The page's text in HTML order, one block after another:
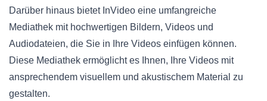
Darüber hinaus bietet InVideo eine umfangreiche
Mediathek mit hochwertigen Bildern, Videos und
Audiodateien, die Sie in Ihre Videos einfügen können.
Diese Mediathek ermöglicht es Ihnen, Ihre Videos mit
ansprechendem visuellem und akustischem Material zu
gestalten.